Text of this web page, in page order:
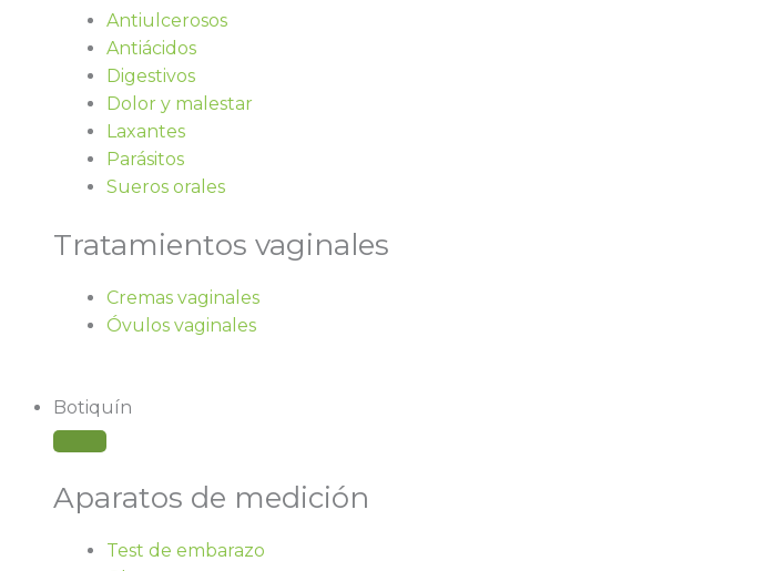
Antiulcerosos
Antiácidos
Digestivos
Dolor y malestar
Laxantes
Parásitos
Sueros orales
Tratamientos vaginales
Cremas vaginales
Óvulos vaginales
Botiquín
Aparatos de medición
Test de embarazo